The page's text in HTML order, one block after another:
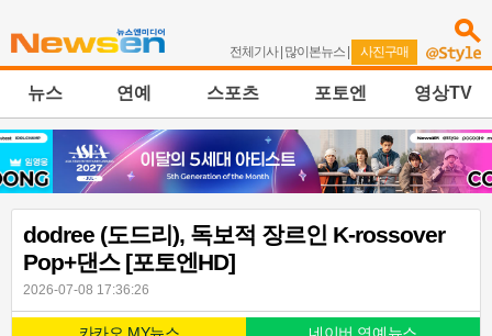
전체기사| 많이본뉴스 | 사진구매
뉴스 연예 스포츠 포토엔 영상TV
dodree (도드리), 독보적 장르인 K-rossover
Pop+댄스 [포토엔HD]
2026-07-08 17:36:26